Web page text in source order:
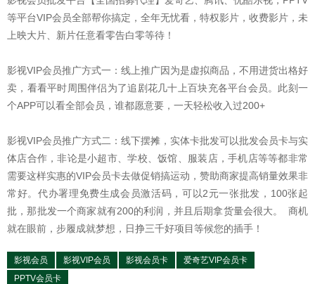
等平台VIP会员全部帮你搞定，全年无忧看，特权影片，收费影片，未
上映大片、新片任意看零告白零等待！
影视VIP会员推广方式一：线上推广因为是虚拟商品，不用进货出格好
卖，看看平时周围伴侣为了追剧花几十上百块充各平台会员。此刻一
个APP可以看全部会员，谁都愿意要，一天轻松收入过200+
影视VIP会员推广方式二：线下摆摊，实体卡批发可以批发会员卡与实
体店合作，非论是小超市、学校、饭馆、服装店，手机店等等都非常
需要这样实惠的VIP会员卡去做促销搞运动，赞助商家提高销量效果非
常好。代办署理免费生成会员激活码，可以2元一张批发，100张起
批，那批发一个商家就有200的利润，并且后期拿货量会很大。 商机
就在眼前，步履成就梦想，日挣三千好项目等候您的插手！
影视会员 影视VIP会员 影视会员卡
爱奇艺VIP会员卡
PPTV会员卡